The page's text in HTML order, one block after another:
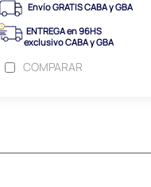
Envío GRATIS CABA y GBA
ENTREGA en 96HS
exclusivo CABA y GBA
COMPARAR